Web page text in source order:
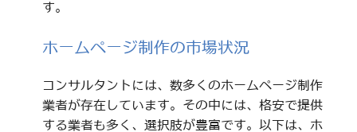
す。
ホームページ制作の市場状況
コンサルタントには、数多くのホームページ制作
業者が存在しています。その中には、格安で提供
する業者も多く、選択肢が豊富です。以下は、ホ